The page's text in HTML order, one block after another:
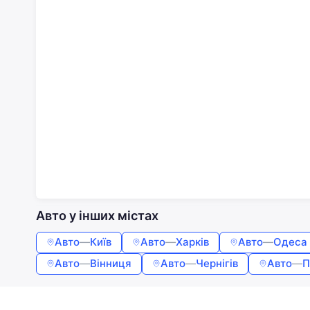
Авто у інших містах
Авто—Київ Авто—Харків Авто—Одеса
Авто—Вінниця Авто—Чернігів Авто—